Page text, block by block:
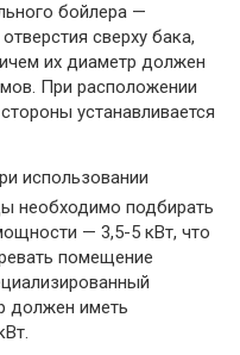
бойлера —
сверху бака,
их диаметр должен
При расположении
устанавливается
использовании
необходимо подбирать
— 3,5-5 кВт, что
помещение
должен иметь